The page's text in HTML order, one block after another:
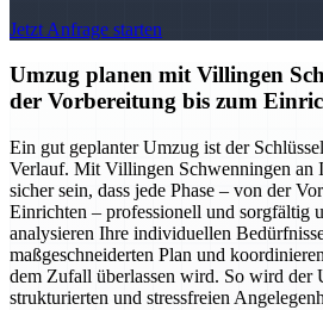
Jetzt Anfrage starten
Umzug planen mit Villingen
der Vorbereitung bis zum
Ein gut geplanter Umzug ist der
Verlauf. Mit Villingen Schwenningen an
sicher sein, dass jede Phase – von der
Einrichten – professionell und sorgfältig
analysieren Ihre individuellen
maßgeschneiderten Plan und
dem Zufall überlassen wird. So wird der
strukturierten und stressfreien